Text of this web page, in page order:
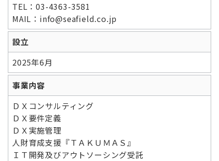
TEL：03-4363-3581
MAIL：info@seafield.co.jp
設立
2025年6月
事業内容
ＤＸコンサルティング
ＤＸ要件定義
ＤＸ実施管理
人財育成支援『ＴＡＫＵＭＡＳ』
ＩＴ開発及びアウトソーシング受託